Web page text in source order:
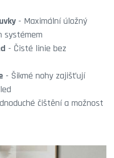
- Maximální úložný
systémem
- Čisté linie bez
- Šikmé nohy zajišťují
čištění a možnost